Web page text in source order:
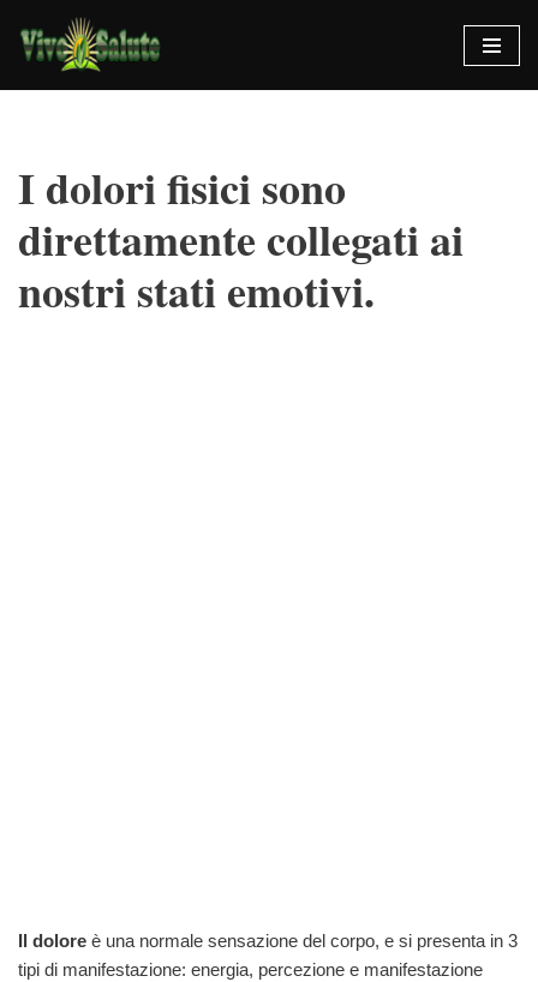
Vai
al
I dolori fisici sono
direttamente collegati ai
nostri stati emotivi.
Il dolore è una normale sensazione del corpo, e si presenta in 3
tipi di manifestazione: energia, percezione e manifestazione